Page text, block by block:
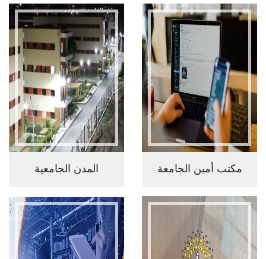
مكتب أمين الجامعة المدن الجامعية